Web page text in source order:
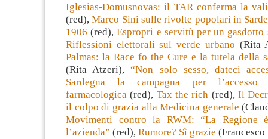
Iglesias-Domusnovas: il TAR conferma la
(red),Marco Sini sulle rivolte popolari in
1906 (red),Espropri e servitù per un gasdotto
Riflessioni elettorali sul verde urbano (Rita
Palmas: la Race fo the Cure e la tutela della
(Rita Atzeri),“Non solo sesso, dateci
Sardegna la campagna per l’accesso
farmacologica (red), Tax the rich (red),Il
il colpo di grazia alla Medicina generale
Movimenti contro la RWM: “La Regione
l’azienda” (red), Rumore? Sì grazie (Francesco